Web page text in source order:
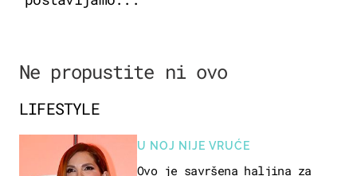
Ne propustite ni ovo
LIFESTYLE
U NOJ NIJE VRUĆE
Ovo je savršena haljina za